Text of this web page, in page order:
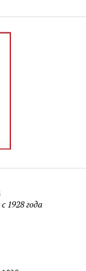
1928 года